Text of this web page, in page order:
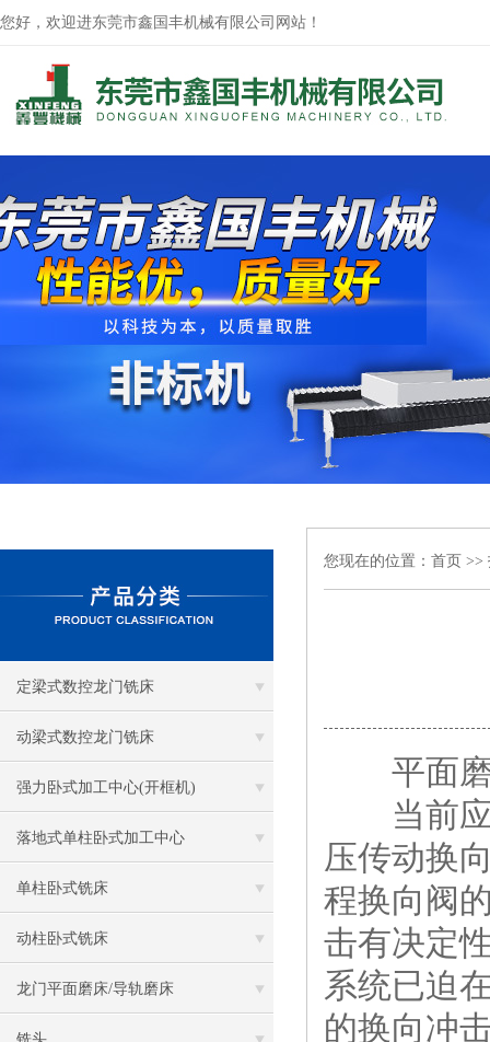
您好，欢迎进东莞市鑫国丰机械有限公司网站！
定梁式数控龙门铣床
动梁式数控龙门铣床
强力卧式加工中心(开框机)
落地式单柱卧式加工中心
单柱卧式铣床
动柱卧式铣床
龙门平面磨床/导轨磨床
您现在的位置： 首页 >>
平面磨
当前应
压传动换
程换向阀
击有决定
系统已迫
的换向冲